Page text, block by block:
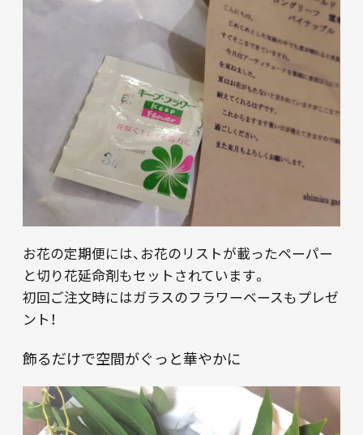
お花の定期便には、お花のリストが載ったペーパー
と切り花延命剤もセットされています。
初回ご注文時にはガラスのフラワーベースもプレゼ
ント！
飾るだけで空間がぐっと華やかに